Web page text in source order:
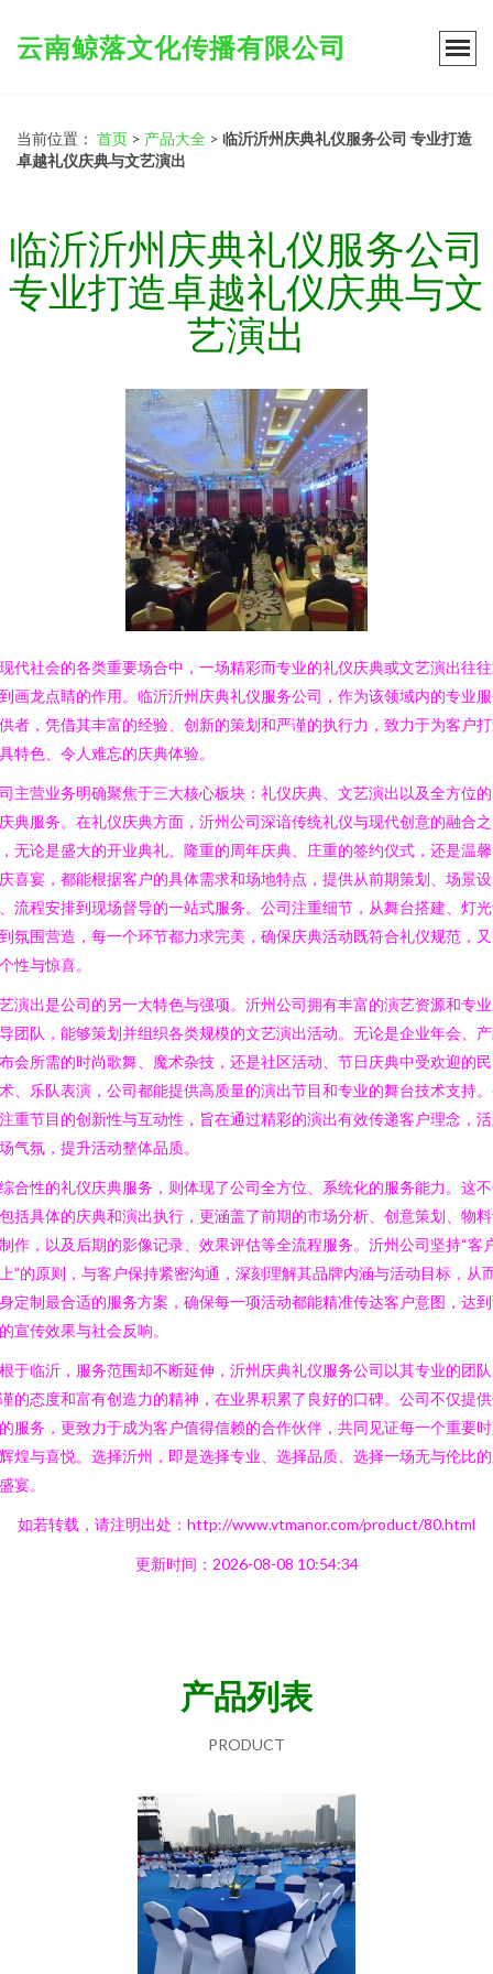
云南鲸落文化传播有限公司
当前位置： 首页 > 产品大全 > 临沂沂州庆典礼仪服务公司 专业打造
卓越礼仪庆典与文艺演出
临沂沂州庆典礼仪服务公司
专业打造卓越礼仪庆典与文
艺演出
代社会的各类重要场合中，一场精彩而专业的礼仪庆典或文艺演出往
画龙点睛的作用。临沂沂州庆典礼仪服务公司，作为该领域内的专业
者，凭借其丰富的经验、创新的策划和严谨的执行力，致力于为客户
特色、令人难忘的庆典体验。
主营业务明确聚焦于三大核心板块：礼仪庆典、文艺演出以及全方位
典服务。在礼仪庆典方面，沂州公司深谙传统礼仪与现代创意的融合之
无论是盛大的开业典礼、隆重的周年庆典、庄重的签约仪式，还是温
喜宴，都能根据客户的具体需求和场地特点，提供从前期策划、场景设
流程安排到现场督导的一站式服务。公司注重细节，从舞台搭建、灯
氛围营造，每一个环节都力求完美，确保庆典活动既符合礼仪规范，
性与惊喜。
演出是公司的另一大特色与强项。沂州公司拥有丰富的演艺资源和专
团队，能够策划并组织各类规模的文艺演出活动。无论是企业年会、
会所需的时尚歌舞、魔术杂技，还是社区活动、节日庆典中受欢迎的
、乐队表演，公司都能提供高质量的演出节目和专业的舞台技术支持
重节目的创新性与互动性，旨在通过精彩的演出有效传递客户理念，
气氛，提升活动整体品质。
合性的礼仪庆典服务，则体现了公司全方位、系统化的服务能力。这
括具体的庆典和演出执行，更涵盖了前期的市场分析、创意策划、物
作，以及后期的影像记录、效果评估等全流程服务。沂州公司坚持“客
”的原则，与客户保持紧密沟通，深刻理解其品牌内涵与活动目标，从
定制最合适的服务方案，确保每一项活动都能精准传达客户意图，达
宣传效果与社会反响。
于临沂，服务范围却不断延伸，沂州庆典礼仪服务公司以其专业的团
的态度和富有创造力的精神，在业界积累了良好的口碑。公司不仅提
服务，更致力于成为客户值得信赖的合作伙伴，共同见证每一个重要
煌与喜悦。选择沂州，即是选择专业、选择品质、选择一场无与伦比
宴。
如若转载，请注明出处：http://www.vtmanor.com/product/80.html
更新时间：2026-08-08 10:54:34
产品列表
PRODUCT